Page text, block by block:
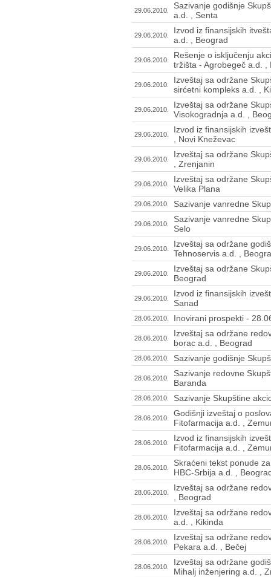
29.06.2010.
Sazivanje godišnje
a.d. , Senta
29.06.2010.
Izvod iz finansijskih
a.d. , Beograd
29.06.2010.
Rešenje o isključenju
tržišta - Agrobegeč a.d. ,
29.06.2010.
Izveštaj sa održane
sirćetni kompleks a.d. ,
29.06.2010.
Izveštaj sa održane
Visokogradnja a.d. ,
29.06.2010.
Izvod iz finansijskih
, Novi Kneževac
29.06.2010.
Izveštaj sa održane
, Zrenjanin
29.06.2010.
Izveštaj sa održane
Velika Plana
29.06.2010. Sazivanje vanredne
29.06.2010.
Sazivanje vanredne
Selo
29.06.2010.
Izveštaj sa održane
Tehnoservis a.d. ,
29.06.2010.
Izveštaj sa održane
Beograd
29.06.2010.
Izvod iz finansijskih
Sanad
28.06.2010. Inovirani prospekti -
28.06.2010.
Izveštaj sa održane
borac a.d. , Beograd
28.06.2010. Sazivanje godišnje
28.06.2010.
Sazivanje redovne
Baranda
28.06.2010. Sazivanje Skupštine
28.06.2010.
Godišnji izveštaj o
Fitofarmacija a.d. ,
28.06.2010.
Izvod iz finansijskih
Fitofarmacija a.d. ,
28.06.2010.
Skraćeni tekst ponude
HBC-Srbija a.d. ,
28.06.2010.
Izveštaj sa održane
, Beograd
28.06.2010.
Izveštaj sa održane
a.d. , Kikinda
28.06.2010.
Izveštaj sa održane
Pekara a.d. , Bečej
28.06.2010.
Izveštaj sa održane
Mihalj inženjering a.d. ,